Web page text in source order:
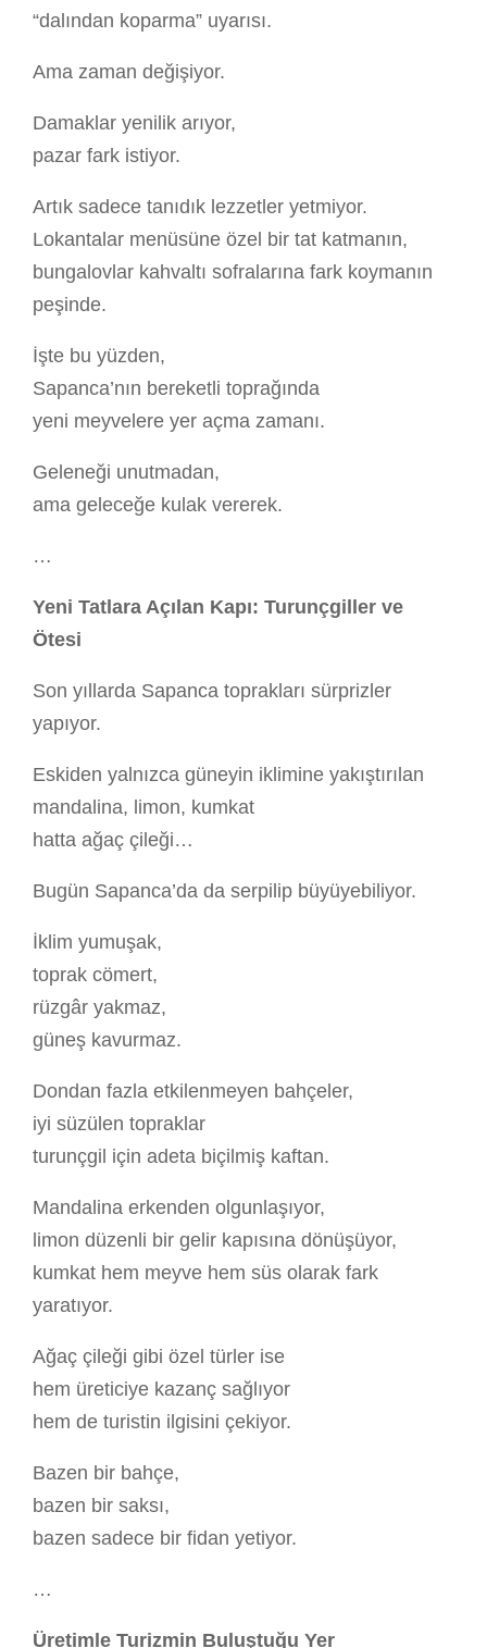
“dalından koparma” uyarısı.
Ama zaman değişiyor.
Damaklar yenilik arıyor,
pazar fark istiyor.
Artık sadece tanıdık lezzetler yetmiyor.
Lokantalar menüsüne özel bir tat katmanın,
bungalovlar kahvaltı sofralarına fark koymanın
peşinde.
İşte bu yüzden,
Sapanca’nın bereketli toprağında
yeni meyvelere yer açma zamanı.
Geleneği unutmadan,
ama geleceğe kulak vererek.
…
Yeni Tatlara Açılan Kapı: Turunçgiller ve
Ötesi
Son yıllarda Sapanca toprakları sürprizler
yapıyor.
Eskiden yalnızca güneyin iklimine yakıştırılan
mandalina, limon, kumkat
hatta ağaç çileği…
Bugün Sapanca’da da serpilip büyüyebiliyor.
İklim yumuşak,
toprak cömert,
rüzgâr yakmaz,
güneş kavurmaz.
Dondan fazla etkilenmeyen bahçeler,
iyi süzülen topraklar
turunçgil için adeta biçilmiş kaftan.
Mandalina erkenden olgunlaşıyor,
limon düzenli bir gelir kapısına dönüşüyor,
kumkat hem meyve hem süs olarak fark
yaratıyor.
Ağaç çileği gibi özel türler ise
hem üreticiye kazanç sağlıyor
hem de turistin ilgisini çekiyor.
Bazen bir bahçe,
bazen bir saksı,
bazen sadece bir fidan yetiyor.
…
Üretimle Turizmin Buluştuğu Yer